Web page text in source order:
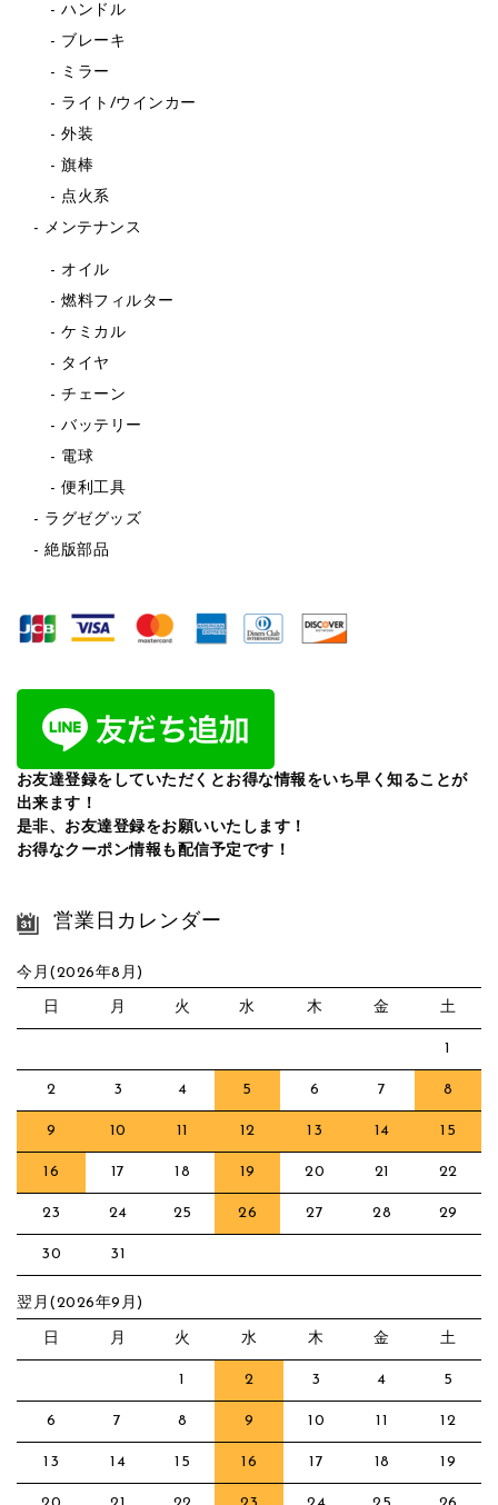
ハンドル
ブレーキ
ミラー
ライト/ウインカー
外装
旗棒
点火系
メンテナンス
オイル
燃料フィルター
ケミカル
タイヤ
チェーン
バッテリー
電球
便利工具
ラグゼグッズ
絶版部品
お友達登録をしていただくとお得な情報をいち早く知ることが
出来ます！
是非、お友達登録をお願いいたします！
お得なクーポン情報も配信予定です！
営業日カレンダー
今月(2026年8月)
日 月 火 水 木 金 土
1
2 3 4 5 6 7 8
9 10 11 12 13 14 15
16 17 18 19 20 21 22
23 24 25 26 27 28 29
30 31
翌月(2026年9月)
日 月 火 水 木 金 土
1 2 3 4 5
6 7 8 9 10 11 12
13 14 15 16 17 18 19